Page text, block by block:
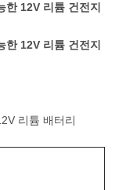
한 12V 리튬 건전지
한 12V 리튬 건전지
리튬 배터리